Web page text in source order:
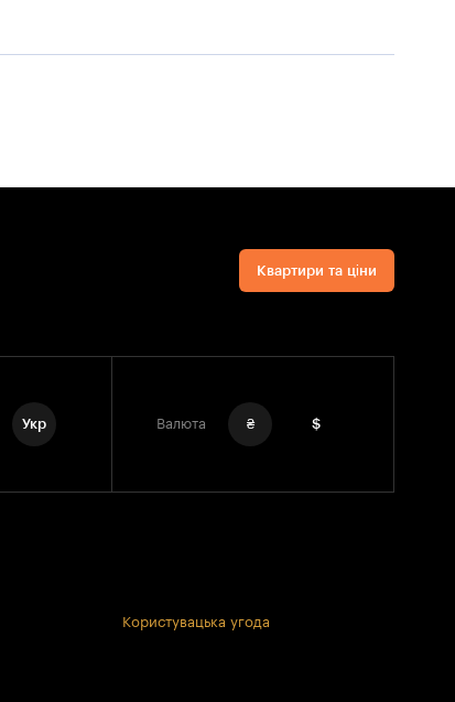
Квартири та ціни
Укр Валюта ₴ $
Користувацька угода